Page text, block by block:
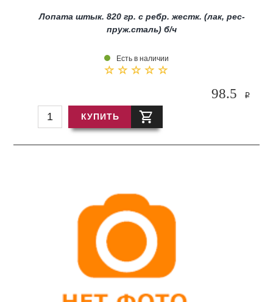
Лопата штык. 820 гр. с ребр. жестк. (лак, рес-
пруж.сталь) б/ч
Есть в наличии
98.5 i
КУПИТЬ